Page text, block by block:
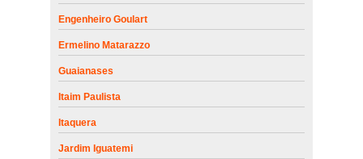
Engenheiro Goulart
Ermelino Matarazzo
Guaianases
Itaim Paulista
Itaquera
Jardim Iguatemi